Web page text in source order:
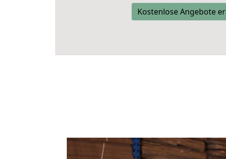
Kostenlose Angebote